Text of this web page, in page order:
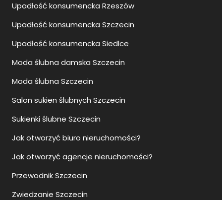
Upadłość konsumencka Rzeszów
Upadłość konsumencka Szczecin
Upadłość konsumencka Siedlce
Moda ślubna damska Szczecin
Moda ślubna Szczecin
Salon sukien ślubnych Szczecin
Sukienki ślubne Szczecin
Jak otworzyć biuro nieruchomości?
Jak otworzyć agencje nieruchomości?
Przewodnik Szczecin
Zwiedzanie Szczecin